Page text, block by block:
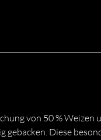
von 50 % Weizen
gebacken. Diese